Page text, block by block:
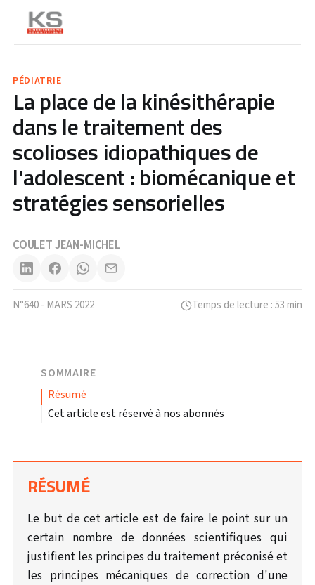
PÉDIATRIE
La place de la kinésithérapie
dans le traitement des
scolioses idiopathiques de
l'adolescent : biomécanique et
stratégies sensorielles
COULET JEAN-MICHEL
N°640 - MARS 2022 Temps de lecture : 53 min
SOMMAIRE
résumé
Cet article est réservé à nos abonnés
RÉSUMÉ
Le but de cet article est de faire le point sur un
certain nombre de données scientifiques qui
justifient les principes du traitement préconisé et
les principes mécaniques de correction d'une